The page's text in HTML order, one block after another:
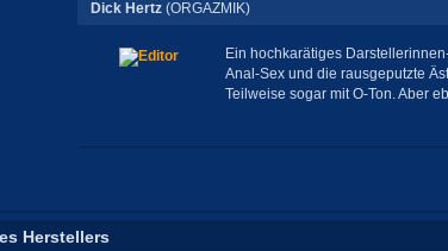
Dick Hertz (ORGAZMIK)
Ein hochkarätiges
Anal-Sex und die rausgeputzte
Teilweise sogar mit O-Ton. Aber
Herstellers